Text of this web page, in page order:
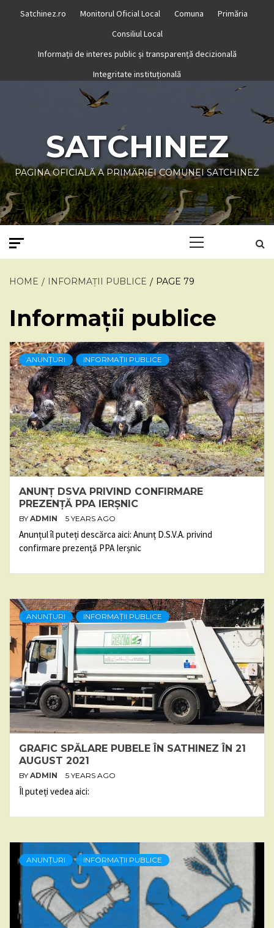
Satchinez.ro Monitorul Oficial Local Comuna
Primăria
Consiliul Local
Informații de interes public și transparență decizională
Integritate instituțională
SATCHINEZ
PAGINA OFICIALĂ A PRIMĂRIEI COMUNEI SATCHINEZ
HOME INFORMAȚII PUBLICE PAGE 79
Informații publice
ANUNȚURI INFORMAȚII PUBLICE
ANUNȚ DSVA PRIVIND CONFIRMARE
PREZENȚĂ PPA IERȘNIC
BY ADMIN 5 YEARS AGO
Anunțul îl puteți descărca aici: Anunț D.S.V.A. privind
confirmare prezență PPA Ierșnic
ANUNȚURI INFORMAȚII PUBLICE
GRAFIC SPĂLARE PUBELE ÎN SATHINEZ ÎN 21
AUGUST 2021
BY ADMIN 5 YEARS AGO
Îl puteți vedea aici:
ANUNȚURI INFORMAȚII PUBLICE